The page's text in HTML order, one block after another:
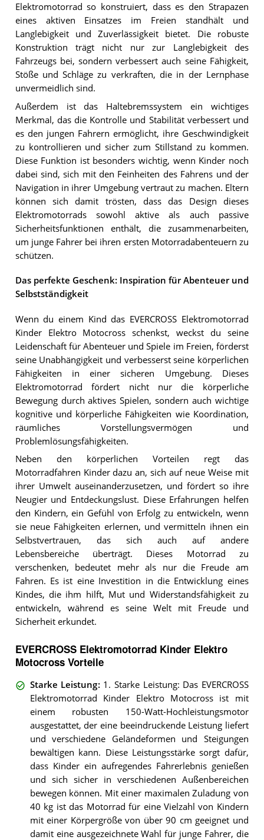
Elektromotorrad so konstruiert, dass es den Strapazen
eines aktiven Einsatzes im Freien standhält und
Langlebigkeit und Zuverlässigkeit bietet. Die robuste
Konstruktion trägt nicht nur zur Langlebigkeit des
Fahrzeugs bei, sondern verbessert auch seine Fähigkeit,
Stöße und Schläge zu verkraften, die in der Lernphase
unvermeidlich sind.
Außerdem ist das Haltebremssystem ein wichtiges
Merkmal, das die Kontrolle und Stabilität verbessert und
es den jungen Fahrern ermöglicht, ihre Geschwindigkeit
zu kontrollieren und sicher zum Stillstand zu kommen.
Diese Funktion ist besonders wichtig, wenn Kinder noch
dabei sind, sich mit den Feinheiten des Fahrens und der
Navigation in ihrer Umgebung vertraut zu machen. Eltern
können sich damit trösten, dass das Design dieses
Elektromotorrads sowohl aktive als auch passive
Sicherheitsfunktionen enthält, die zusammenarbeiten,
um junge Fahrer bei ihren ersten Motorradabenteuern zu
schützen.
Das perfekte Geschenk: Inspiration für Abenteuer und
Selbstständigkeit
Wenn du einem Kind das EVERCROSS Elektromotorrad
Kinder Elektro Motocross schenkst, weckst du seine
Leidenschaft für Abenteuer und Spiele im Freien, förderst
seine Unabhängigkeit und verbesserst seine körperlichen
Fähigkeiten in einer sicheren Umgebung. Dieses
Elektromotorrad fördert nicht nur die körperliche
Bewegung durch aktives Spielen, sondern auch wichtige
kognitive und körperliche Fähigkeiten wie Koordination,
räumliches Vorstellungsvermögen und
Problemlösungsfähigkeiten.
Neben den körperlichen Vorteilen regt das
Motorradfahren Kinder dazu an, sich auf neue Weise mit
ihrer Umwelt auseinanderzusetzen, und fördert so ihre
Neugier und Entdeckungslust. Diese Erfahrungen helfen
den Kindern, ein Gefühl von Erfolg zu entwickeln, wenn
sie neue Fähigkeiten erlernen, und vermitteln ihnen ein
Selbstvertrauen, das sich auch auf andere
Lebensbereiche überträgt. Dieses Motorrad zu
verschenken, bedeutet mehr als nur die Freude am
Fahren. Es ist eine Investition in die Entwicklung eines
Kindes, die ihm hilft, Mut und Widerstandsfähigkeit zu
entwickeln, während es seine Welt mit Freude und
Sicherheit erkundet.
EVERCROSS Elektromotorrad Kinder Elektro
Motocross Vorteile
Starke Leistung: 1. Starke Leistung: Das EVERCROSS
Elektromotorrad Kinder Elektro Motocross ist mit
einem robusten 150-Watt-Hochleistungsmotor
ausgestattet, der eine beeindruckende Leistung liefert
und verschiedene Geländeformen und Steigungen
bewältigen kann. Diese Leistungsstärke sorgt dafür,
dass Kinder ein aufregendes Fahrerlebnis genießen
und sich sicher in verschiedenen Außenbereichen
bewegen können. Mit einer maximalen Zuladung von
40 kg ist das Motorrad für eine Vielzahl von Kindern
mit einer Körpergröße von über 90 cm geeignet und
damit eine ausgezeichnete Wahl für junge Fahrer, die